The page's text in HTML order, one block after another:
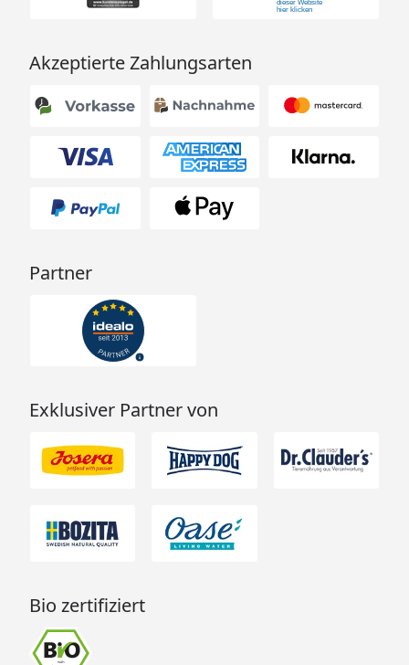
Akzeptierte Zahlungsarten
Partner
Exklusiver Partner von
Bio zertifiziert